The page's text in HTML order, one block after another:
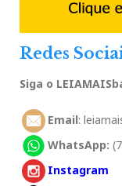
Redes
Siga o
Email:
WhatsApp:
Instagram